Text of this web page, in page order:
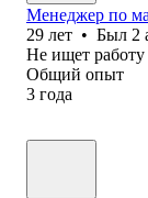
Менеджер по
29 лет • Был 2
Не ищет работу
Общий опыт
3 года